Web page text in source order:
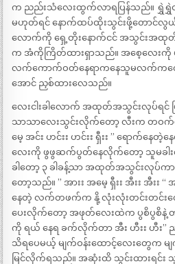
က ညည်းသံလေးထွက်လာရပြန်သည်။ ရွှဲရွှဲ
မဟုတ်ရင် နောက်ထပ်ထိုးသွင်းဖို့တောင်လွ
လောက်ကို ရှေ့တိုးနောက်ငင် အသွင်းအထု
က အံကိုကြိတ်ထားရှာသည်။ အစေ့လေး
လက်ကောက်ဝတ်နေရာကနေသူမလက်ကလေး
အောင် ညှစ်ထားလေသည်။
လေးငါးခါလောက် အထုတ်အသွင်းလုပ်ရင်
သာသာလေးသွင်းလိုက်တော့ လီးက တဝက်
မေ့ အင်း ဟင်းး ဟင်းး ရှီးး ” ရောက်နေတဲ့
လေးကို ဖွဖွဆက်ပွတ်နေလိုက်တော့ သူမခါး
ခါတော့ ၃ ခါခန့်သာ အထုတ်အသွင်းလုပ်
တော့သည်။ ” အားး အမေ့ ရှီးး အီးး အီးး
နေတဲ့ လက်တဖက်က နို့ လုံးလုံးတင်းတင်း
ပေးလိုက်တော့ အဖုတ်လေးထဲက ပွစိပွစိနဲ့ တု
ကို ရယ် နေရ ခက်လိုက်တာ အီး ဟီးး ဟီး”
သိရပေမယ့် မျက်ဝန်းထောင့်လေးတွေက
မြင်လိုက်ရသည်။ အဆုံးထိ သွင်းထားရင်း